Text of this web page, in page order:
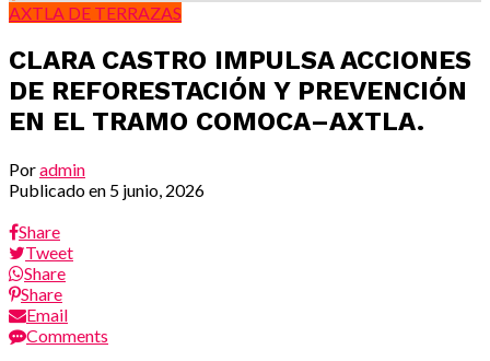
AXTLA DE TERRAZAS
CLARA CASTRO IMPULSA ACCIONES
DE REFORESTACIÓN Y PREVENCIÓN
EN EL TRAMO COMOCA–AXTLA.
Poradmin
Publicado en 5 junio, 2026
Share
Tweet
Share
Share
Email
Comments